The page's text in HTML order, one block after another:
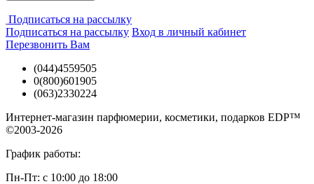
Подписаться на рассылку
Подписаться на рассылку Вход в личный кабинет
Перезвонить Вам
(044)4559505
0(800)601905
(063)2330224
Интернет-магазин парфюмерии, косметики, подарков EDP™
©2003-2026
График работы:
Пн-Пт: с 10:00 до 18:00